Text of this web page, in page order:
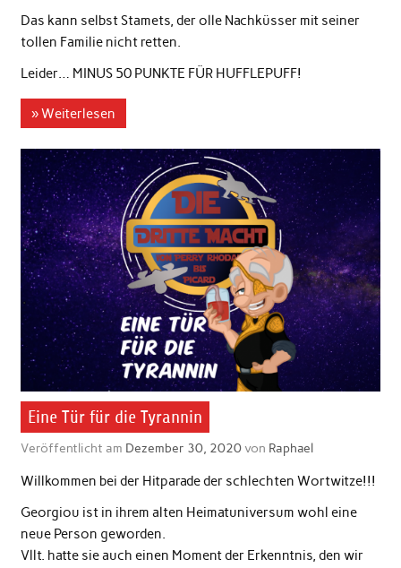
Das kann selbst Stamets, der olle Nachküsser mit seiner
tollen Familie nicht retten.
Leider… MINUS 50 PUNKTE FÜR HUFFLEPUFF!
» Weiterlesen
Eine Tür für die Tyrannin
Veröffentlicht am Dezember 30, 2020von Raphael
Willkommen bei der Hitparade der schlechten Wortwitze!!!
Georgiou ist in ihrem alten Heimatuniversum wohl eine
neue Person geworden.
Vllt. hatte sie auch einen Moment der Erkenntnis, den wir